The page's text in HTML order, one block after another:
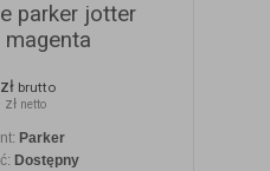
parker jotter
brutto
zł netto
Parker
Dostępny